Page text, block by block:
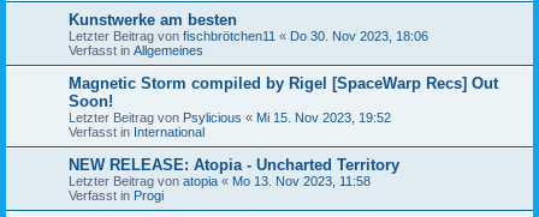
Kunstwerke am besten
Letzter Beitrag von fischbrötchen11 « Do 30. Nov 2023, 18:06
Verfasst in Allgemeines
Magnetic Storm compiled by Rigel [SpaceWarp Recs] Out
Soon!
Letzter Beitrag von Psylicious « Mi 15. Nov 2023, 19:52
Verfasst in International
NEW RELEASE: Atopia - Uncharted Territory
Letzter Beitrag von atopia « Mo 13. Nov 2023, 11:58
Verfasst in Progi